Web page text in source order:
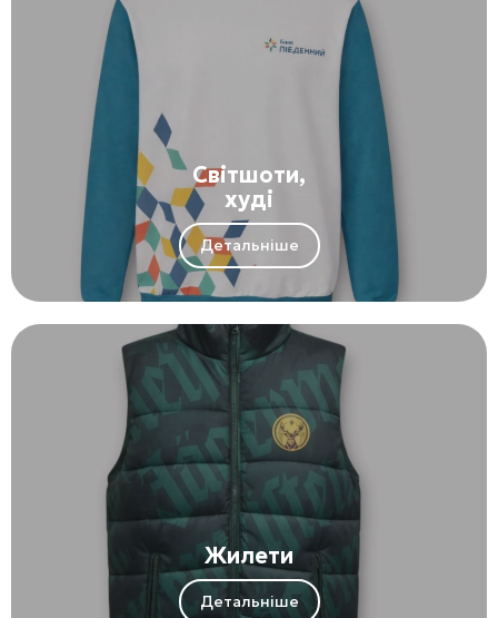
Світшоти,
худі
Детальніше
Жилети
Детальніше